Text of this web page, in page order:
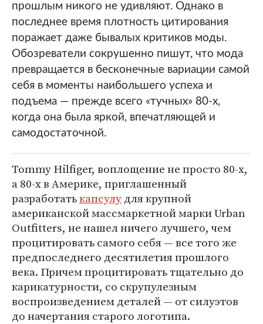
прошлым никого не удивляют. Однако в
последнее время плотность цитирования
поражает даже бывалых критиков моды.
Обозреватели сокрушенно пишут, что мода
превращается в бесконечные вариации самой
себя в моменты наибольшего успеха и
подъема — прежде всего «тучных» 80-х,
когда она была яркой, впечатляющей и
самодостаточной.
Tommy Hilfiger, воплощение не просто 80-х,
а 80-х в Америке, приглашенный
разработатькапсулудля крупной
американской массмаркетной марки Urban
Outfitters, не нашел ничего лучшего, чем
процитировать самого себя — все того же
предпоследнего десятилетия прошлого
века. Причем процитировать тщательно до
карикатурности, со скрупулезным
воспроизведением деталей — от силуэтов
до начертания старого логотипа.